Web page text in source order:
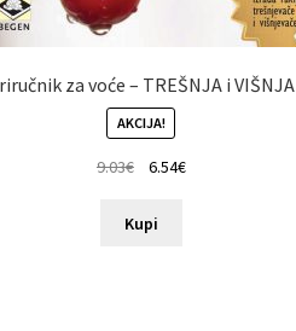
za voće – TREŠNJA i VIŠNJA
AKCIJA!
9.03€ 6.54€
Kupi